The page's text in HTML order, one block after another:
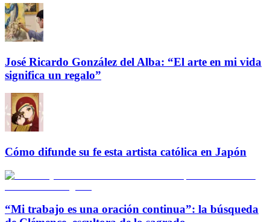
José Ricardo González del Alba: “El arte en mi vida
significa un regalo”
Cómo difunde su fe esta artista católica en Japón
“Mi trabajo es una oración continua”: la búsqueda